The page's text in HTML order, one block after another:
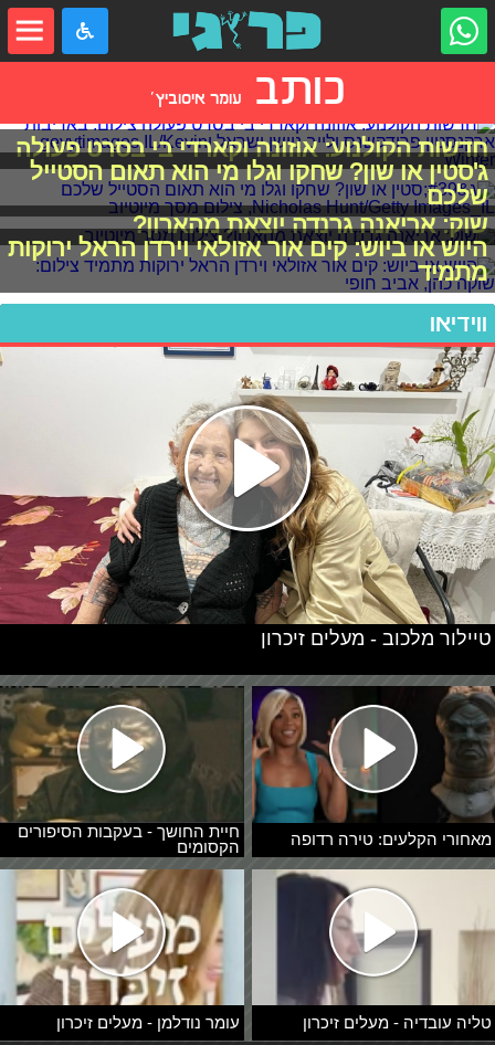
כותב עומר איסוביץ'
חדשות הקולנוע: אוזונה וקארדי בי בסרט פעולה
ג'סטין או שון? שחקו וגלו מי הוא תאום הסטייל
שלכם
שוק: אריאנה גרנדה יוצאת מהארון?
היוש או ביוש: קים אור אזולאי וירדן הראל ירוקות
מתמיד
ווידיאו
מאחורי הקלעים: טירה רדופה
חיית החושך - בעקבות הסיפורים
הקסומים
טליה עובדיה - מעלים זיכרון עומר נודלמן - מעלים זיכרון
טיילור מלכוב - מעלים זיכרון